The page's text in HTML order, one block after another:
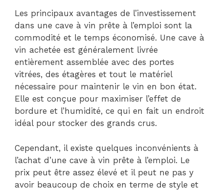
Les principaux avantages de l’investissement
dans une cave à vin prête à l’emploi sont la
commodité et le temps économisé. Une cave à
vin achetée est généralement livrée
entièrement assemblée avec des portes
vitrées, des étagères et tout le matériel
nécessaire pour maintenir le vin en bon état.
Elle est conçue pour maximiser l’effet de
bordure et l’humidité, ce qui en fait un endroit
idéal pour stocker des grands crus.
Cependant, il existe quelques inconvénients à
l’achat d’une cave à vin prête à l’emploi. Le
prix peut être assez élevé et il peut ne pas y
avoir beaucoup de choix en terme de style et